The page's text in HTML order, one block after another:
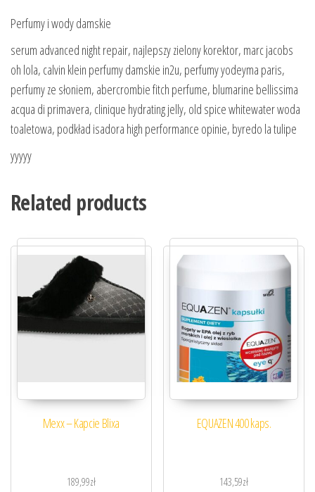
Perfumy i wody damskie
serum advanced night repair, najlepszy zielony korektor, marc jacobs
oh lola, calvin klein perfumy damskie in2u, perfumy yodeyma paris,
perfumy ze słoniem, abercrombie fitch perfume, blumarine bellissima
acqua di primavera, clinique hydrating jelly, old spice whitewater woda
toaletowa, podkład isadora high performance opinie, byredo la tulipe
yyyyy
Related products
Mexx – Kapcie Blixa
189,99zł
EQUAZEN 400 kaps.
143,59zł